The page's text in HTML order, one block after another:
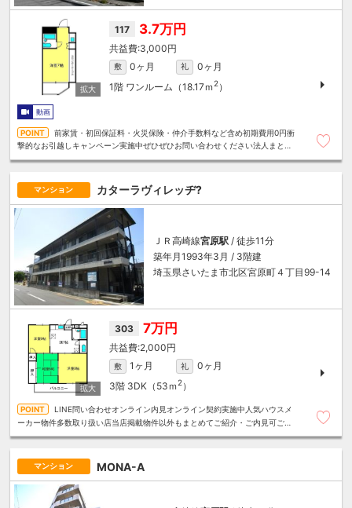
117 3.7万円
3,000円
敷 0ヶ月 礼
0ヶ月
1階 ワンルーム（18.17ｍ 2）
動画
前家賃・初回保証料・火災保険・仲介手数料など含め初期費用0円衝
撃的なお引越しキャンペーン実施中ぜひぜひお問い合わせください法人まとめ
マンション カターラヴィレッヂ?
ＪＲ高崎線宮原駅 / 徒歩11分
築年月1993年3月 / 3階建
埼玉県さいたま市北区宮原町４丁目99-14
303 7万円
2,000円
敷 1ヶ月 礼
0ヶ月
3階 3DK（53ｍ 2）
LINE問い合わせオンライン内見オンライン契約実施中人気ハウスメ
ーカー物件多数取り扱い店当店掲載物件以外もまとめてご紹介・ご内見可ご予
マンション MONA-A